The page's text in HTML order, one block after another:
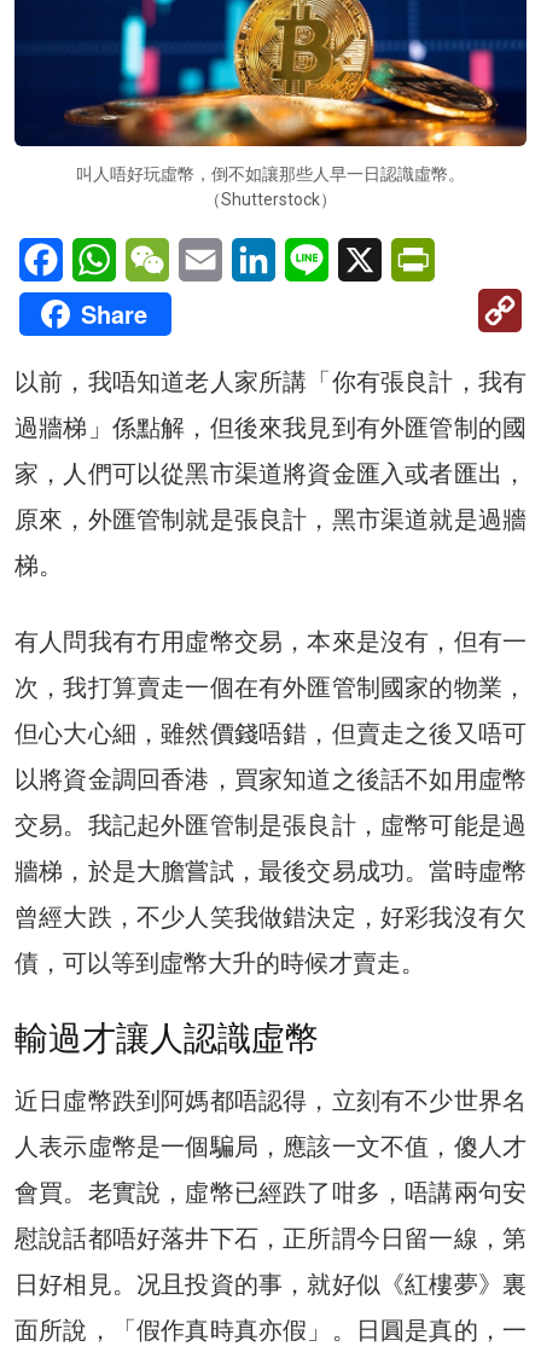
叫人唔好玩虛幣，倒不如讓那些人早一日認識虛幣。
（Shutterstock）
FacebookWhatsAppWeChatEmail LinkedInLine X
Share
以前，我唔知道老人家所講「你有張良計，我有
過牆梯」係點解，但後來我見到有外匯管制的國
家，人們可以從黑市渠道將資金匯入或者匯出，
原來，外匯管制就是張良計，黑市渠道就是過牆
梯。
有人問我有冇用虛幣交易，本來是沒有，但有一
次，我打算賣走一個在有外匯管制國家的物業，
但心大心細，雖然價錢唔錯，但賣走之後又唔可
以將資金調回香港，買家知道之後話不如用虛幣
交易。我記起外匯管制是張良計，虛幣可能是過
牆梯，於是大膽嘗試，最後交易成功。當時虛幣
曾經大跌，不少人笑我做錯決定，好彩我沒有欠
債，可以等到虛幣大升的時候才賣走。
輸過才讓人認識虛幣
近日虛幣跌到阿媽都唔認得，立刻有不少世界名
人表示虛幣是一個騙局，應該一文不值，傻人才
會買。老實說，虛幣已經跌了咁多，唔講兩句安
慰說話都唔好落井下石，正所謂今日留一線，第
日好相見。况且投資的事，就好似《紅樓夢》裏
面所說，「假作真時真亦假」。日圓是真的，一